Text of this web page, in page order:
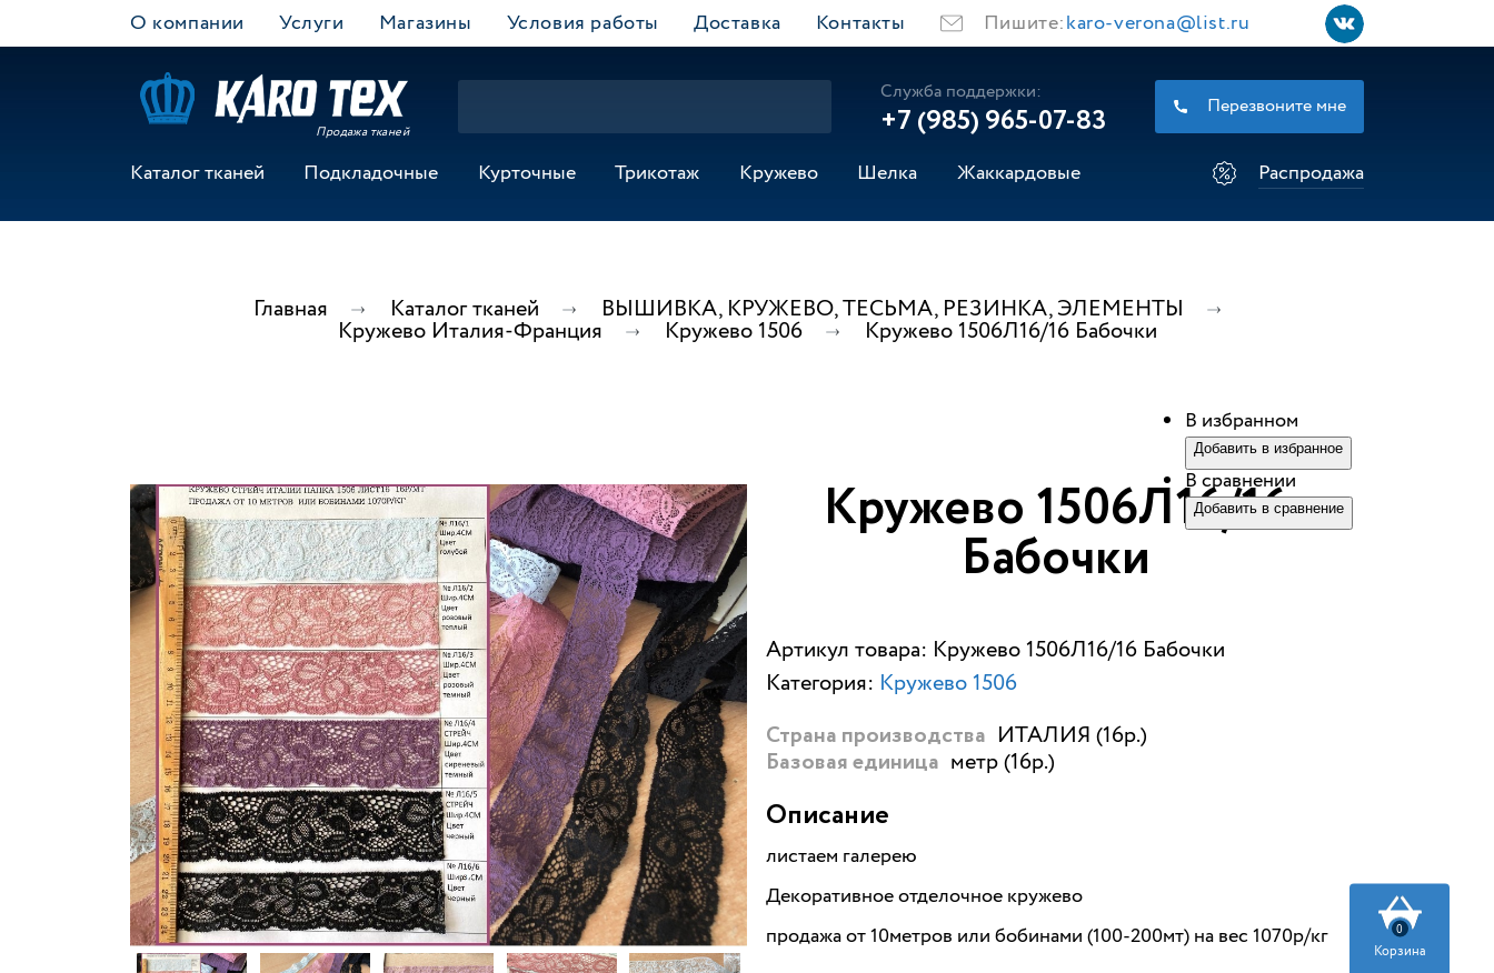
О компании Услуги Магазины Условия работы Доставка Контакты Пишите:karo-verona@list.ru
Продажа тканей
Служба поддержки:
+7 (985) 965-07-83
Перезвоните мне
Каталог тканей Подкладочные Курточные Трикотаж Кружево Шелка Жаккардовые Распродажа
Главная Каталог тканей ВЫШИВКА, КРУЖЕВО, ТЕСЬМА, РЕЗИНКА, ЭЛЕМЕНТЫ
Кружево Италия-Франция Кружево 1506 Кружево 1506Л16/16 Бабочки
Кружево 1506Л16/16
Бабочки
Артикул товара: Кружево 1506Л16/16 Бабочки
Категория: Кружево 1506
Страна производства ИТАЛИЯ (16р.)
Базовая единица метр (16р.)
Описание
листаем галерею
Декоративное отделочное кружево
продажа от 10метров или бобинами (100-200мт) на вес 1070р/кг
В избранном
Добавить в избранное
В сравнении
Добавить в сравнение
0
Корзина